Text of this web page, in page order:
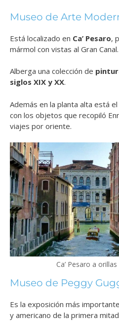
Museo de Arte
Está localizado en Ca’ Pesaro,
mármol con vistas al Gran Canal.
Alberga una colección de
siglos XIX y XX.
Además en la planta alta está el
con los objetos que recopiló
viajes por oriente.
Ca’ Pesaro a
Museo de Peggy
Es la exposición más
y americano de la primera